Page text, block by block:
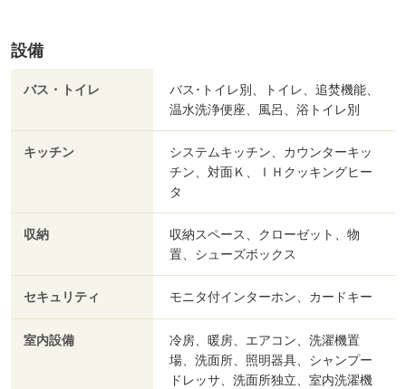
設備
バス・トイレ
バス･トイレ別、トイレ、追焚機能、
温水洗浄便座、風呂、浴トイレ別
キッチン
システムキッチン、カウンターキッ
チン、対面Ｋ、ＩＨクッキングヒー
タ
収納
収納スペース、クローゼット、物
置、シューズボックス
セキュリティ モニタ付インターホン、カードキー
室内設備
冷房、暖房、エアコン、洗濯機置
場、洗面所、照明器具、シャンプー
ドレッサ、洗面所独立、室内洗濯機